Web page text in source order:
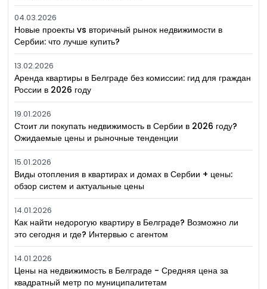
04.03.2026
Новые проекты vs вторичный рынок недвижимости в
Сербии: что лучше купить?
13.02.2026
Аренда квартиры в Белграде без комиссии: гид для граждан
России в 2026 году
19.01.2026
Стоит ли покупать недвижимость в Сербии в 2026 году?
Ожидаемые цены и рыночные тенденции
15.01.2026
Виды отопления в квартирах и домах в Сербии + цены:
обзор систем и актуальные цены
14.01.2026
Как найти недорогую квартиру в Белграде? Возможно ли
это сегодня и где? Интервью с агентом
14.01.2026
Цены на недвижимость в Белграде - Средняя цена за
квадратный метр по муниципалитетам